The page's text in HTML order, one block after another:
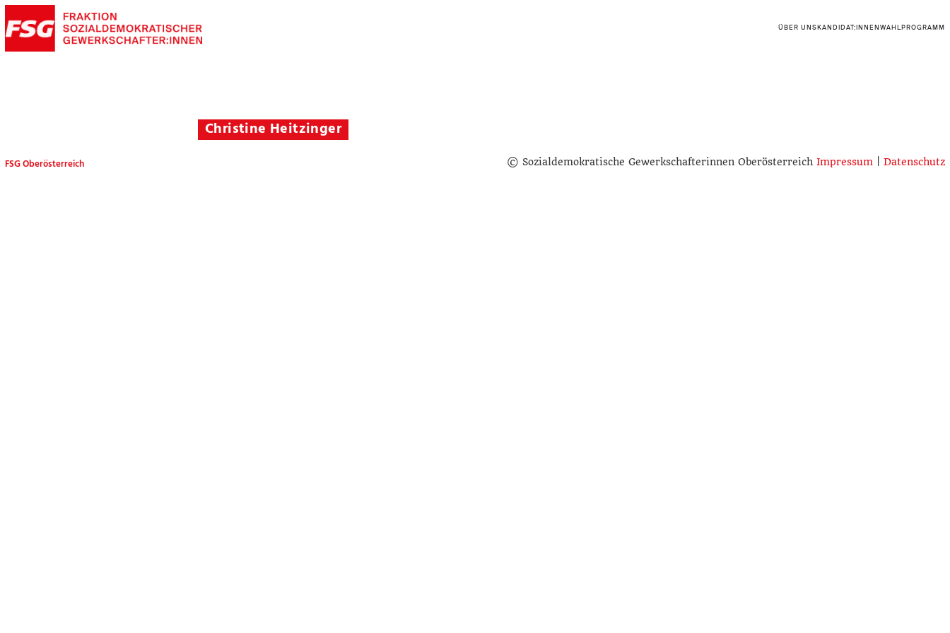
ÜBER UNS KANDIDAT:INNENWAHLPROGRAMM
Christine Heitzinger
FSG Oberösterreich © Sozialdemokratische Gewerkschafterinnen OberösterreichImpressum |Datenschutz